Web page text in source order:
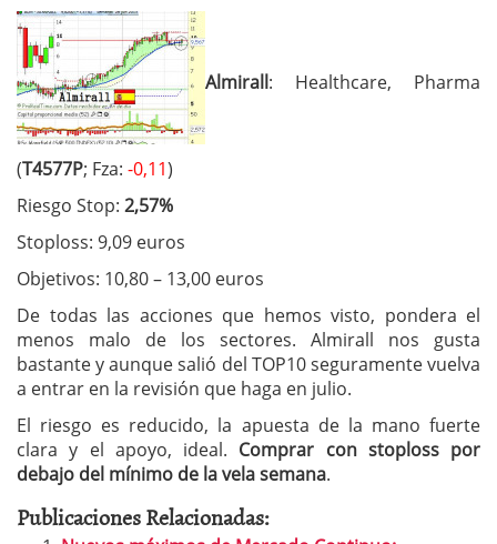
Almirall: Healthcare, Pharma
(T4577P; Fza: -0,11)
Riesgo Stop: 2,57%
Stoploss: 9,09 euros
Objetivos: 10,80 – 13,00 euros
De todas las acciones que hemos visto, pondera el
menos malo de los sectores. Almirall nos gusta
bastante y aunque salió del TOP10 seguramente vuelva
a entrar en la revisión que haga en julio.
El riesgo es reducido, la apuesta de la mano fuerte
clara y el apoyo, ideal. Comprar con stoploss por
debajo del mínimo de la vela semana.
Publicaciones Relacionadas: